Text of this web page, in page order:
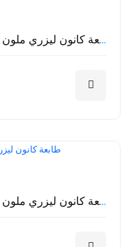
Canon i-SENSYS MF657Cdw - طابعة كانون ليزري ملون
Canon i-SENSYS MF655Cdw - طابعة كانون ليزري ملون